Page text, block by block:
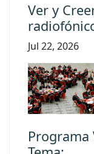
Ver y
Jul 22, 2026
Programa